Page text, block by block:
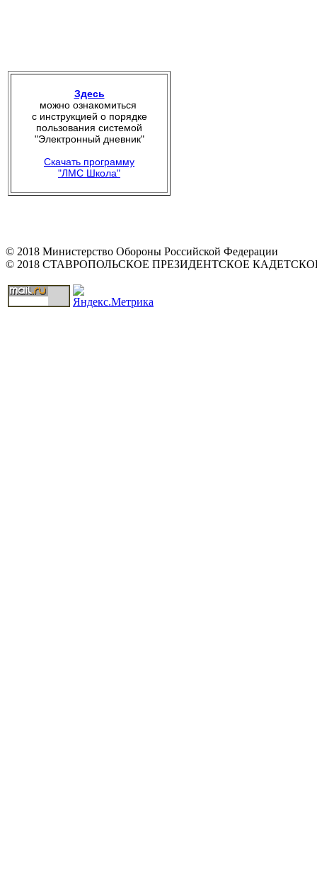
Здесь
можно ознакомиться
с инструкцией о порядке
пользования системой
"Электронный дневник"
Скачать программу
"ЛМС Школа"
© 2018 Министерство Обороны Российской Федерации
© 2018 СТАВРОПОЛЬСКОЕ ПРЕЗИДЕНТСКОЕ